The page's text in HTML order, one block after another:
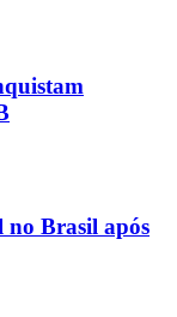
no Brasil após